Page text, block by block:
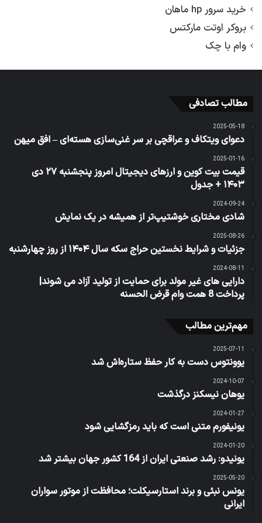
خرید سرور hp ماهان
بروکر اوتت مارکتس
وام با چک
مطالب تصادفی
2025-05-18
دعوای ویتکاف و عراقچی بر سر غنی‌سازی هسته‌ای – افق میهن
2025-01-16
قیمت بیت کوین و ارز‌های دیجیتال امروز پنجشنبه ۲۷ دی
۱۴۰۳ + جدول
2024-09-24
شادی مختاری خوشتیپ‌تر از همیشه در یک نمایش
2025-08-26
جزئیات و شرایط نخستین حراج سکه سال ۱۴۰۴ از روز چهارشنبه
2024-08-11
دارایی های غیر مولد برای حمایت از تولید آزاد می شوند|
پرداخت 8 همت وام قرض الحسنه
مهم‌ترین مطالب
2025-07-11
یوونتوس دست به کار حفظ ستاره‌اش شد
2024-10-07
یوهان نیسکنز درگذشت
2024-01-27
یونیفورم متنی است که باید رمزگشایی شود
2024-01-20
یونیدو: رشد صنعتی ایران از 164 کشور جهان بیشتر شد
2025-05-20
یونس نبئی و برند استارسیکلت؛ محافظت از موتور سواران
ایرانی